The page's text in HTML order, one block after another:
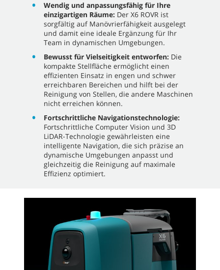
Wendig und anpassungsfähig für Ihre
einzigartigen Räume: Der X6 ROVR ist
sorgfältig auf Manövrierfähigkeit ausgelegt
und damit eine ideale Ergänzung für Ihr
Team in dynamischen Umgebungen.
Bewusst für Vielseitigkeit entworfen: Die
kompakte Stellfläche ermöglicht einen
effizienten Einsatz in engen und schwer
erreichbaren Bereichen und hilft bei der
Reinigung von Stellen, die andere Maschinen
nicht erreichen können.
Fortschrittliche Navigationstechnologie:
Fortschrittliche Computer Vision und 3D
LiDAR-Technologie gewährleisten eine
intelligente Navigation, die sich präzise an
dynamische Umgebungen anpasst und
gleichzeitig die Reinigung auf maximale
Effizienz optimiert.